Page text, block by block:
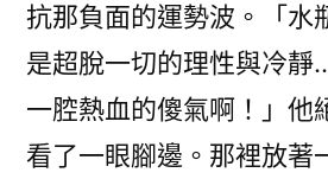
抗那負面的運勢波。「水
是超脫一切的理性與冷靜
一腔熱血的傻氣啊！」他
看了一眼腳邊。那裡放著